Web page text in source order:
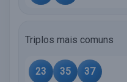
Triplos mais comuns
23 35 37